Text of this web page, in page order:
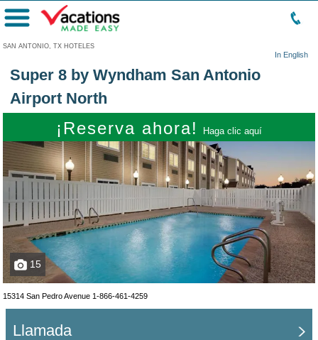
SAN ANTONIO, TX HOTELES
In English
Menú
Super 8 by Wyndham San Antonio
Airport North
¡Reserva ahora! Haga clic aquí
15
15314 San Pedro Avenue 1-866-461-4259
Llamada